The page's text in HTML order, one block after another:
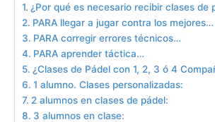
¿Por qué es necesario recibir clases de
PARA llegar a jugar contra los mejores…
PARA corregir errores técnicos…
PARA aprender táctica…
¿Clases de Pádel con 1, 2, 3 ó 4
1 alumno. Clases personalizadas:
2 alumnos en clases de pádel:
3 alumnos en clase: